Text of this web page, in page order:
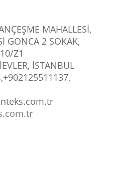
MAHALLESİ,
GONCA 2 SOKAK,
Z1
İSTANBUL